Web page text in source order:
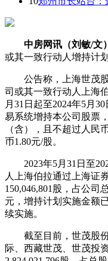
中房网讯（刘敏/文）
或其一致行动人增持计
公告称，上海世茂股
司或其一致行动人上海
月31日起至2024年5月
易系统增持本公司股票
（含），且不超过人民
币1.80元/股。
2023年5月31日至
人上海伯拉通过上海证
150,046,801股，占公司
元，增持计划实施金额
续实施。
截至目前，世茂股份
际、西藏世茂、世茂投